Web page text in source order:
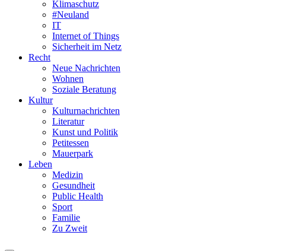
Klimaschutz
#Neuland
IT
Internet of Things
Sicherheit im Netz
Recht
Neue Nachrichten
Wohnen
Soziale Beratung
Kultur
Kulturnachrichten
Literatur
Kunst und Politik
Petitessen
Mauerpark
Leben
Medizin
Gesundheit
Public Health
Sport
Familie
Zu Zweit